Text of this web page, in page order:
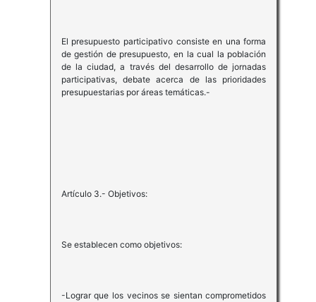
El presupuesto participativo consiste en una forma
de gestión de presupuesto, en la cual la población
de la ciudad, a través del desarrollo de jornadas
participativas, debate acerca de las prioridades
presupuestarias por áreas temáticas.-
Artículo 3.- Objetivos:
Se establecen como objetivos:
-Lograr que los vecinos se sientan comprometidos